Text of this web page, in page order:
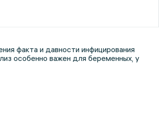
факта и давности инфицирования
особенно важен для беременных, у